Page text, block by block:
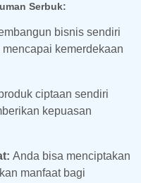
Serbuk:
bisnis sendiri
kemerdekaan
ciptaan sendiri
kepuasan
Anda bisa menciptakan
manfaat bagi